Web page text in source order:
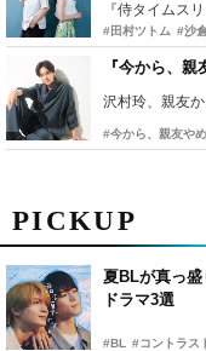
PICKUP
夏BLが真っ
ドラマ3選
#BL #コントラス
#田村ツトム #沙
『今から、
沢村玲、親友
#今から、親友やめ